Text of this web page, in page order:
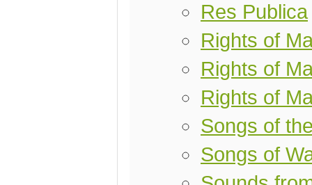
Res Publica
Rights of
Rights of
Rights of
Songs of
Songs of